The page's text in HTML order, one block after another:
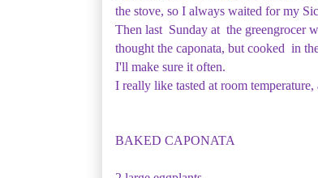
the stove, so I always waited for my
Then last Sunday at the greengrocer
thought the caponata, but cooked in
I'll make sure it often.
I really like tasted at room
BAKED CAPONATA